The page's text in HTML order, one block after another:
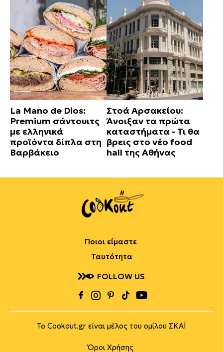
La Mano de Dios:
Premium σάντουιτς
με ελληνικά
προϊόντα δίπλα στη
Βαρβάκειο
Στοά Αρσακείου:
Άνοιξαν τα πρώτα
καταστήματα - Τι θα
βρεις στο νέο food
hall της Αθήνας
Ποιοι είμαστε
Ταυτότητα
FOLLOW US
Το Cookout.gr είναι μέλος του ομίλου ΣΚΑΪ
Όροι Χρήσης